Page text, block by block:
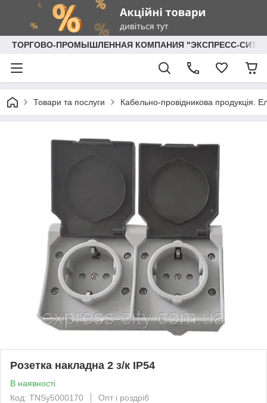
ТОРГОВО-ПРОМЫШЛЕННАЯ КОМПАНИЯ "ЭКСПРЕСС-СИТИ"
Товари та послуги Кабельно-провідникова продукція.
Розетка накладна 2 з/к IP54
В наявності
Код: TNSy5000170
Опт і роздріб